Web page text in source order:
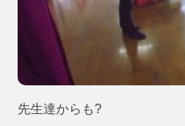
先生達からも?